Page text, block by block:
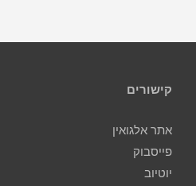
קישורים
אתר אלגואין
פייסבוק
יוטיוב